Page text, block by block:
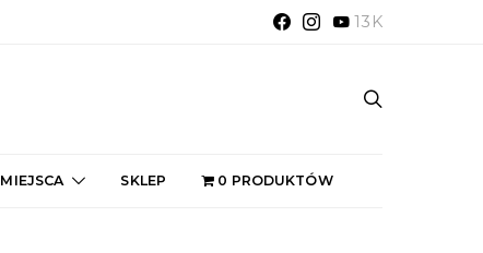
13K
MIEJSCA SKLEP 0 PRODUKTÓW